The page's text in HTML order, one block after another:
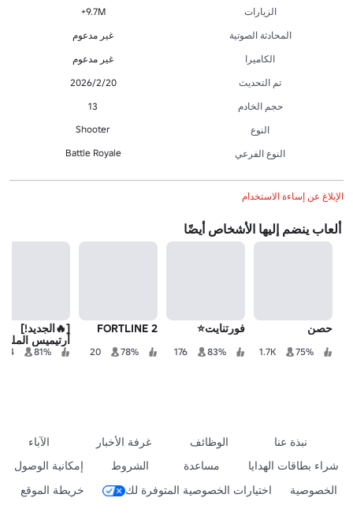
الزيارات
9.7M+
المحادثة الصوتية
غير مدعوم
الكاميرا
غير مدعوم
تم التحديث
20‏/2‏/2026
حجم الخادم
13
النوع
Shooter
النوع الفرعي Battle Royale
الإبلاغ عن إساءة الاستخدام
ألعاب ينضم إليها الأشخاص أيضًا
حصن
75%
1.7K
فورتنايت⭐
83%
176
FORTLINE 2
78%
20
[🔥الجديد!]
أرتيميس
81%
74
نبذة عنا الوظائف غرفة الأخبار
الآباء
شراء بطاقات الهدايا
مساعدة الشروط
إمكانية الوصول
الخصوصية
اختيارات الخصوصية المتوفرة لك خريطة الموقع